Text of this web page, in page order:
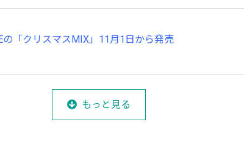
の「クリスマスMIX」11月1日から発売
もっと見る